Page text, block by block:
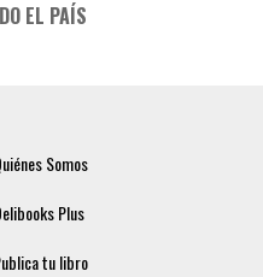
EL PAÍS
Somos
Plus
tu libro